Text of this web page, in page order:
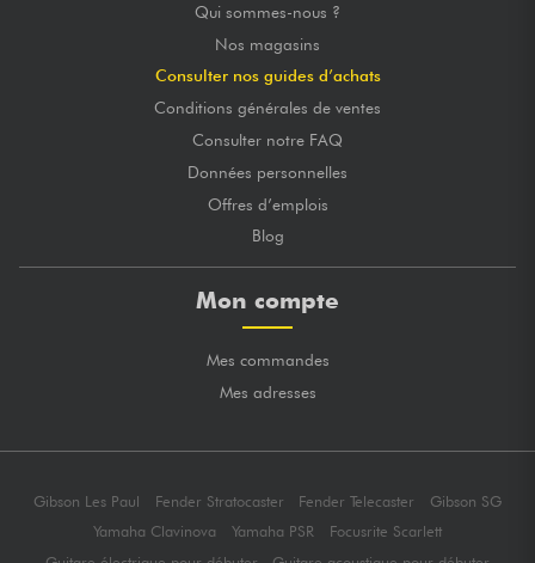
Qui sommes-nous ?
Nos magasins
Consulter nos guides d’achats
Conditions générales de ventes
Consulter notre FAQ
Données personnelles
Offres d’emplois
Blog
Mon compte
Mes commandes
Mes adresses
Gibson Les Paul Fender Stratocaster Fender Telecaster
Gibson SG
Yamaha Clavinova
Yamaha PSR
Focusrite Scarlett